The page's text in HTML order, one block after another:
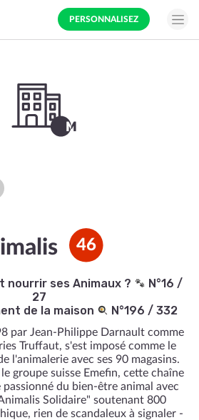
PERSONNALISEZ
46
nourrir ses Animaux ?
N°16 /
27
de la maison N°196 / 332
par Jean-Philippe Darnault comme
Truffaut, s'est imposé comme le
l'animalerie avec ses 90 magasins.
groupe suisse Emefin, cette chaîne
du bien-être animal avec
Solidaire" soutenant 800
rien de scandaleux à signaler -